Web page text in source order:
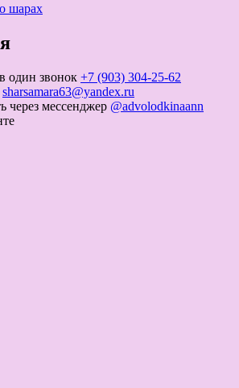
шарах
один звонок +7 (903) 304-25-62
sharsamara63@yandex.ru
через мессенджер @advolodkinaann